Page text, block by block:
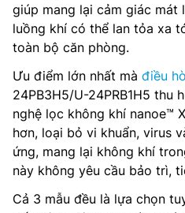
giúp mang lại cảm giác
luồng khí có thể lan tỏa xa
toàn bộ căn phòng​.
Ưu điểm lớn nhất mà điều
24PB3H5/U-24PRB1H5 thu
nghệ lọc không khí nanoe™
hơn, loại bỏ vi khuẩn, virus
ứng, mang lại không khí
này không yêu cầu bảo trì,
Cả 3 mẫu đều là lựa chọn